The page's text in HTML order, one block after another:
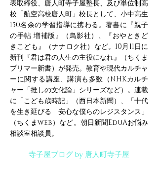
表取締役、唐人町寺子屋塾長、及び単位制高
校「航空高校唐人町」校長として、小中高生
150名余の学習指導に携わる。著書に『親子
の手帖 増補版』（鳥影社）、『おやときど
きこども』（ナナロク社）など。10月11日に
新刊『君は君の人生の主役になれ』（ちくま
プリマー新書）が発売。教育や現代カルチャ
ーに関する講座、講演も多数（NHKカルチ
ャー「推しの文化論」シリーズなど）。連載
に「こども歳時記」（西日本新聞）、「十代
を生き延びる 安心な僕らのレジスタンス」
（ちくまweb）など。朝日新聞EduAお悩み
相談室相談員。
寺子屋ブログ by 唐人町寺子屋